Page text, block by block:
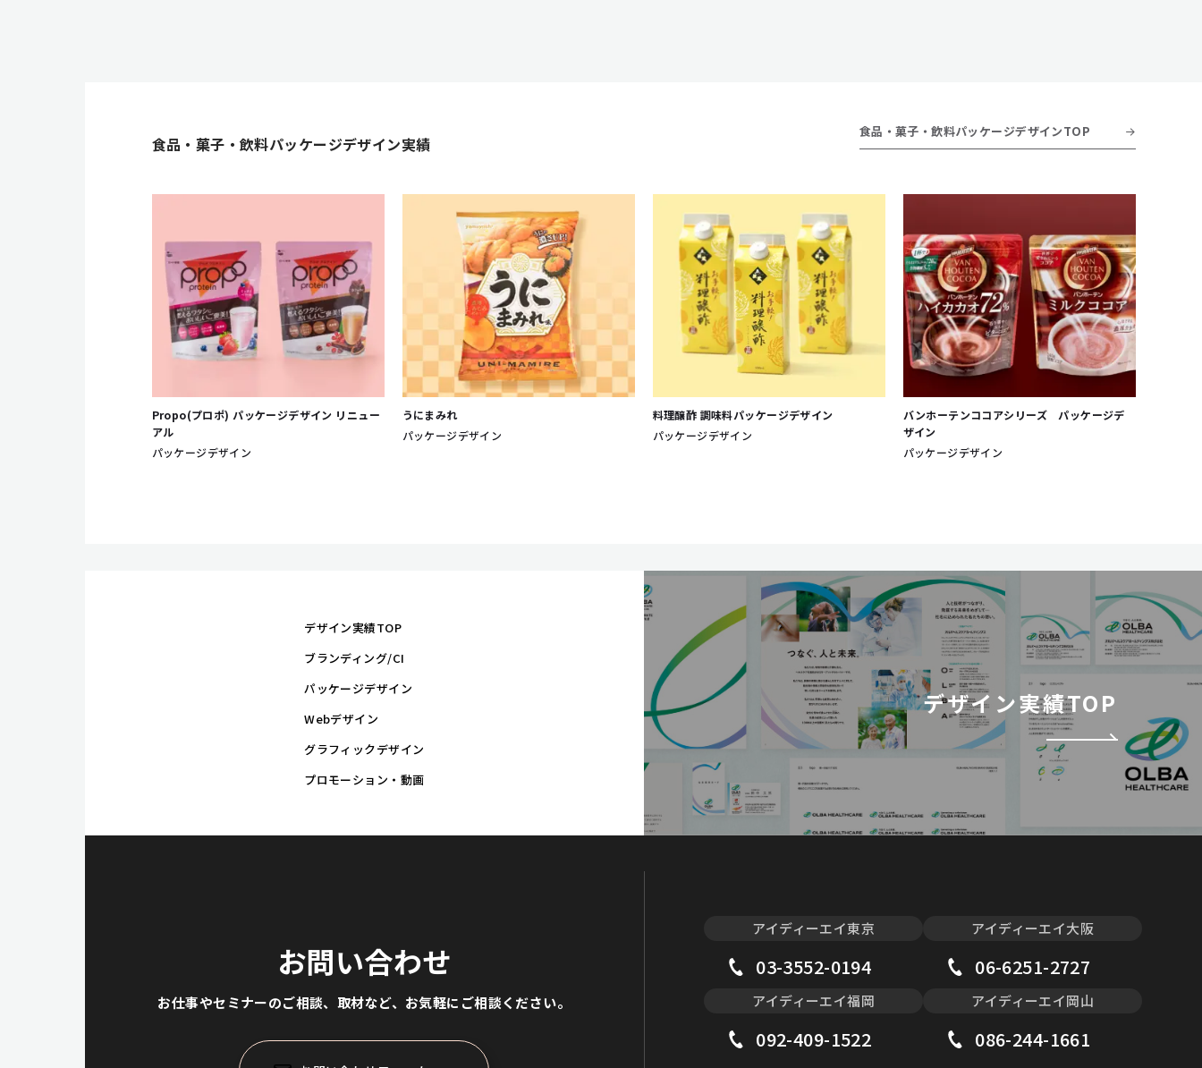
食品・菓子・飲料パッケージデザイン実績
食品・菓子・飲料パッケージデザインTOP
Propo(プロポ) パッケージデザイン リニュー
アル
パッケージデザイン
うにまみれ
パッケージデザイン
料理醸酢 調味料パッケージデザイン
パッケージデザイン
バンホーテンココアシリーズ パッケージデ
ザイン
パッケージデザイン
デザイン実績TOP
デザイン実績TOP
ブランディング/CI
パッケージデザイン
Webデザイン
グラフィックデザイン
プロモーション・動画
お問い合わせ
お仕事やセミナーのご相談、取材など、 お気軽にご相談ください。
アイディーエイ東京
03-3552-0194
アイディーエイ大阪
06-6251-2727
アイディーエイ福岡
092-409-1522
アイディーエイ岡山
086-244-1661